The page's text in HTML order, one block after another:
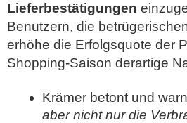
Lieferbestätigungen
Benutzern, die
erhöhe die Erfolgsquote der
Shopping-Saison derartige
Krämer betont und
aber nicht nur die